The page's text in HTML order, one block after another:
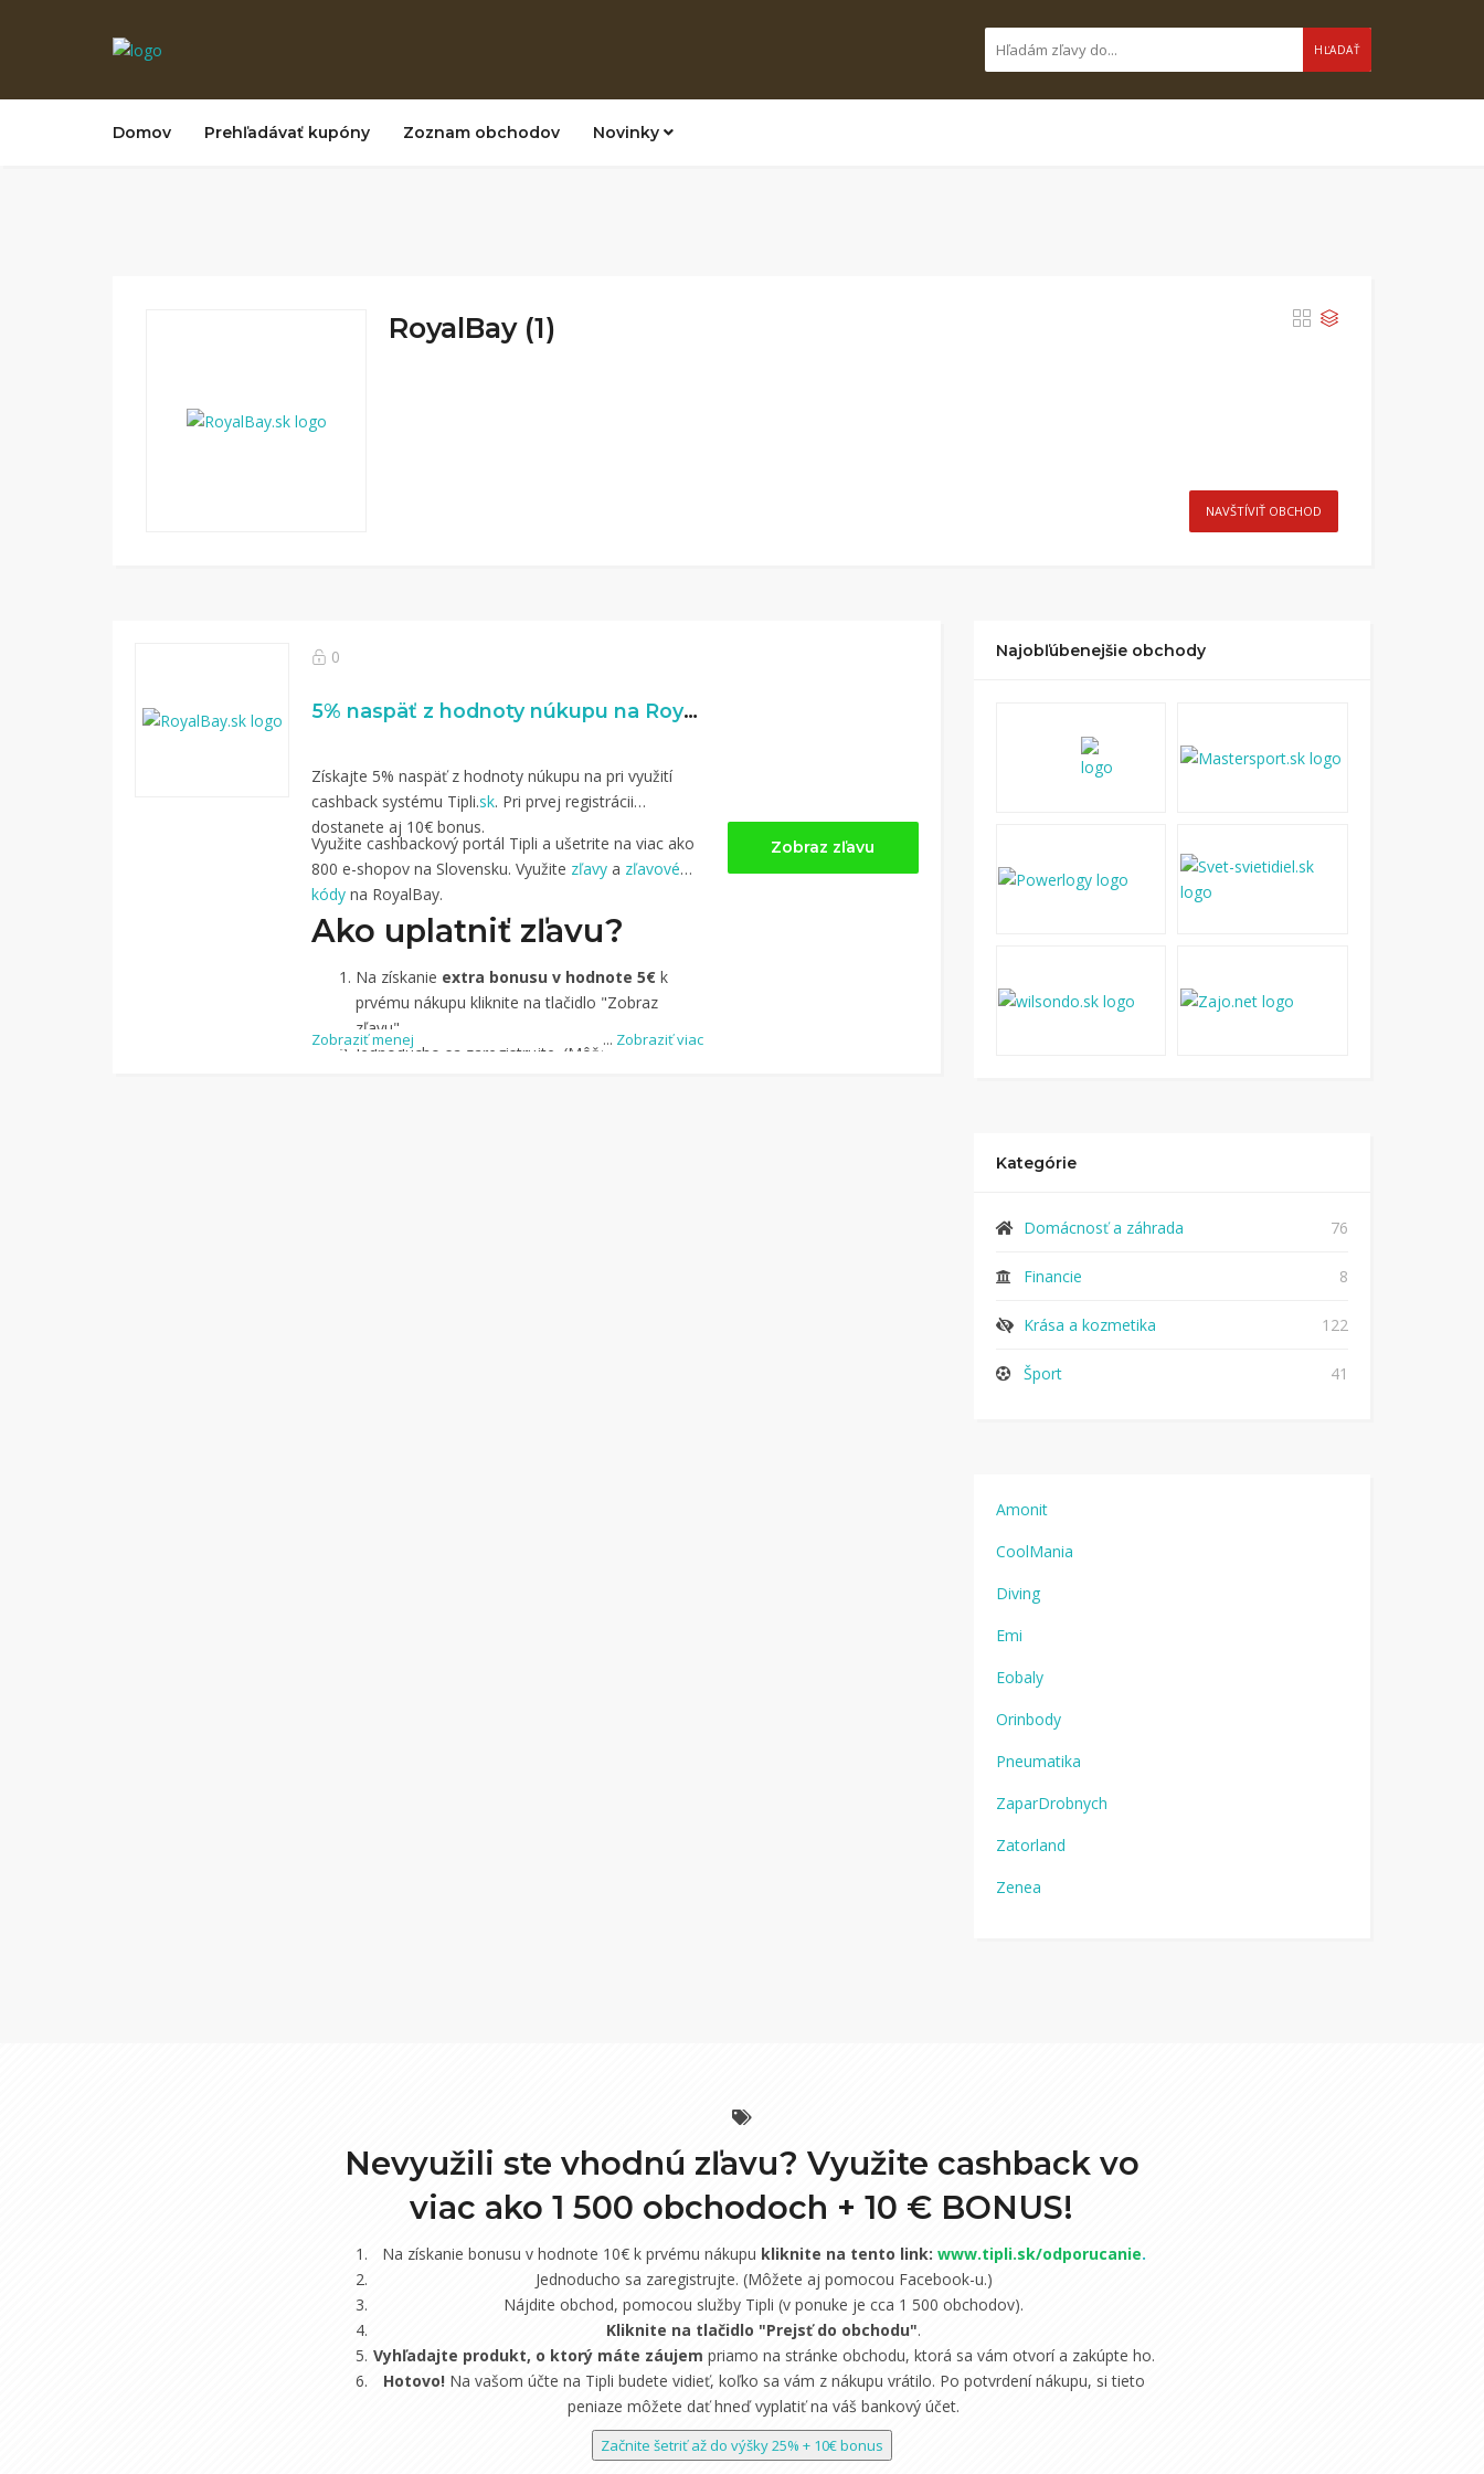
HĽADAŤ
Domov Prehľadávať kupóny Zoznam obchodov Novinky
RoyalBay (1)
NAVŠTÍVIŤ OBCHOD
0
5% naspäť z hodnoty núkupu na RoyalBay.sk
... Zobraziť viac
Získajte 5% naspäť z hodnoty núkupu na pri využití
cashback systému Tipli.sk. Pri prvej registrácii
dostanete aj 10€ bonus.
Využite cashbackový portál Tipli a ušetrite na viac ako
800 e-shopov na Slovensku. Využite zľavy a zľavové
kódy na RoyalBay.
Ako uplatniť zľavu?
Na získanie extra bonusu v hodnote 5€ k
prvému nákupu kliknite na tlačidlo "Zobraz
zľavu".
Jednoducho sa zaregistrujte. (Môžete aj
Zobraziť menej
Zobraz zľavu
Najobľúbenejšie obchody
Kategórie
Domácnosť a záhrada 76
Financie 8
Krása a kozmetika 122
Šport 41
Amonit
CoolMania
Diving
Emi
Eobaly
Orinbody
Pneumatika
ZaparDrobnych
Zatorland
Zenea
Nevyužili ste vhodnú zľavu? Využite cashback vo
viac ako 1 500 obchodoch +10 € BONUS!
Na získanie bonusu v hodnote 10€ k prvému nákupu kliknite na tento link: www.tipli.sk/odporucanie.
Jednoducho sa zaregistrujte. (Môžete aj pomocou Facebook-u.)
Nájdite obchod, pomocou služby Tipli (v ponuke je cca 1 500 obchodov).
Kliknite na tlačidlo "Prejsť do obchodu".
Vyhľadajte produkt, o ktorý máte záujem priamo na stránke obchodu, ktorá sa vám otvorí a zakúpte ho.
Hotovo!Na vašom účte na Tipli budete vidieť, koľko sa vám z nákupu vrátilo. Po potvrdení nákupu, si tieto
peniaze môžete dať hneď vyplatiť na váš bankový účet.
Začnite šetriť až do výšky 25% + 10€ bonus